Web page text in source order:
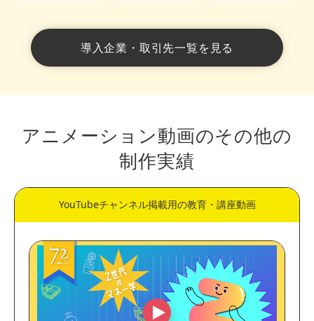
導入企業・取引先一覧を見る
アニメーション動画のその他の
制作実績
YouTubeチャンネル掲載用の教育・講座動画